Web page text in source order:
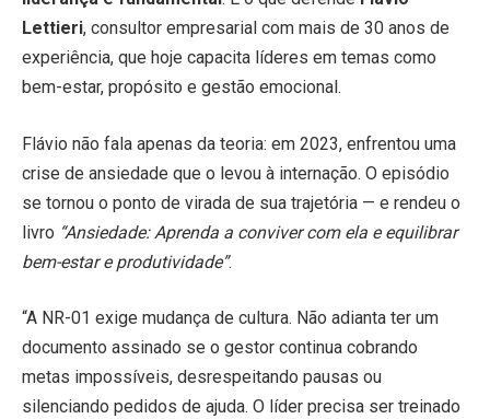
Lettieri, consultor empresarial com mais de 30 anos de
experiência, que hoje capacita líderes em temas como
bem-estar, propósito e gestão emocional.
Flávio não fala apenas da teoria: em 2023, enfrentou uma
crise de ansiedade que o levou à internação. O episódio
se tornou o ponto de virada de sua trajetória — e rendeu o
livro “Ansiedade: Aprenda a conviver com ela e equilibrar
bem-estar e produtividade”.
“A NR-01 exige mudança de cultura. Não adianta ter um
documento assinado se o gestor continua cobrando
metas impossíveis, desrespeitando pausas ou
silenciando pedidos de ajuda. O líder precisa ser treinado